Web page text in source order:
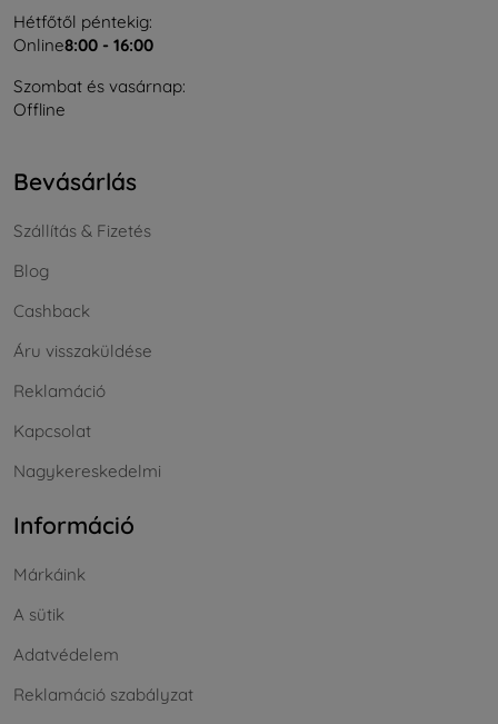
Hétfőtől péntekig:
Online8:00 - 16:00
Szombat és vasárnap:
Offline
Bevásárlás
Szállítás & Fizetés
Blog
Cashback
Áru visszaküldése
Reklamáció
Kapcsolat
Nagykereskedelmi
Információ
Márkáink
A sütik
Adatvédelem
Reklamáció szabályzat